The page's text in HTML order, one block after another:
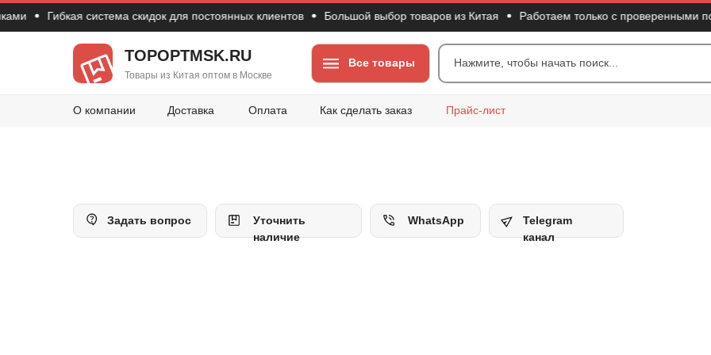
Гибкая система скидок для постоянных клиентов Большой выбор товаров из Китая Работаем только с проверенными
TOPOPTMSK.RU
Товары из Китая оптом в Москве
Нажмите, чтобы начать поиск...
Все товары
О компании Доставка Оплата Как сделать заказ Прайс-лист
Уточнить
наличие
Задать вопрос WhatsApp
Telegram
канал